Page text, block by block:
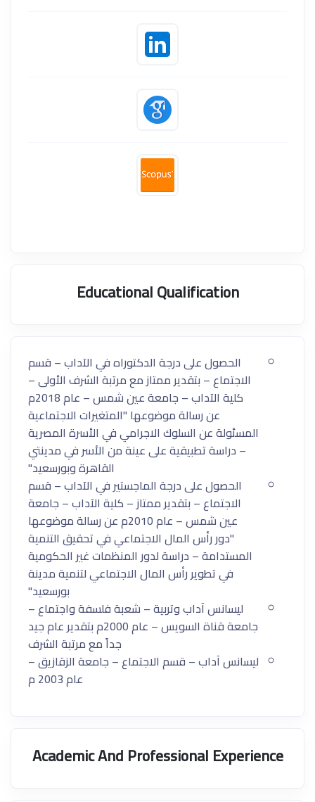
Educational Qualification
الحصول على درجة الدكتوراه في الآداب – قسم
الاجتماع – بتقدير ممتاز مع مرتبة الشرف الأولى –
كلية الآداب – جامعة عين شمس – عام 2018م
عن رسالة موضوعها "المتغيرات الاجتماعية
المسئولة عن السلوك الاجرامي في الأسرة المصرية
– دراسة تطبيقية على عينة من الأسر في مدينتي
القاهرة وبورسعيد"
الحصول على درجة الماجستير في الآداب – قسم
الاجتماع – بتقدير ممتاز – كلية الآداب – جامعة
عين شمس – عام 2010م عن رسالة موضوعها
"دور رأس المال الاجتماعي في تحقيق التنمية
المستدامة – دراسة لدور المنظمات غير الحكومية
في تطوير رأس المال الاجتماعي لتنمية مدينة
بورسعيد"
ليسانس آداب وتربية – شعبة فلسفة واجتماع –
جامعة قناة السويس – عام 2000م بتقدير عام جيد
جداً مع مرتبة الشرف
ليسانس آداب – قسم الاجتماع – جامعة الزقازيق –
عام 2003 م
Academic And Professional Experience